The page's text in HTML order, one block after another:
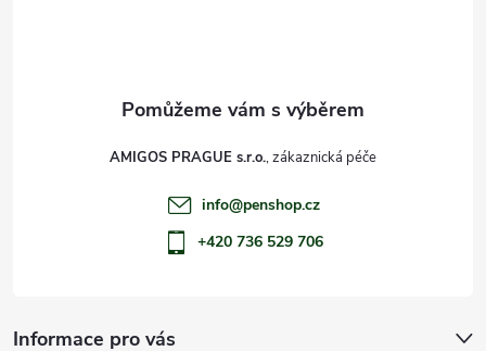
Informace pro vás
AMIGOS PRAGUE s.r.o.
info@penshop.cz
+420 736 529 706